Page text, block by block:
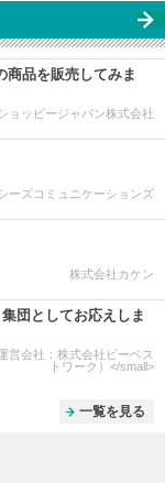
商品を販売してみま
ョッピージャパン株式会社
ーズコミュニケーションズ
株式会社カケン
団としてお応えしま
営会社：株式会社ビーベス
トワーク）</small>
一覧を見る